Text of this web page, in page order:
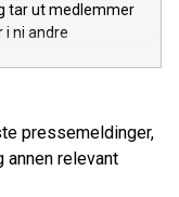
tar ut medlemmer
i ni andre
pressemeldinger,
annen relevant